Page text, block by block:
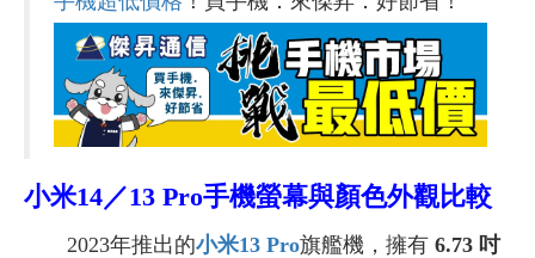
小米14／13 Pro手機螢幕與顏色外觀比較
2023年推出的小米13 Pro旗艦機，擁有 6.73 吋